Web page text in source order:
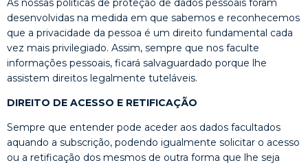
desenvolvidas na medida em que sabemos e reconhecemos
que a privacidade da pessoa é um direito fundamental cada
vez mais privilegiado. Assim, sempre que nos faculte
informações pessoais, ficará salvaguardado porque lhe
assistem direitos legalmente tuteláveis.
DIREITO DE ACESSO E RETIFICAÇÃO
Sempre que entender pode aceder aos dados facultados
aquando a subscrição, podendo igualmente solicitar o acesso
ou a retificação dos mesmos de outra forma que lhe seja